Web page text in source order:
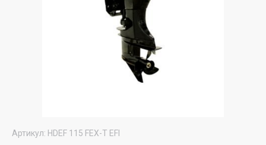
Артикул: HDEF 115 FEX-T EFI